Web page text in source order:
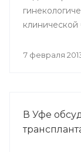
клинической
7 февраля
В Уфе